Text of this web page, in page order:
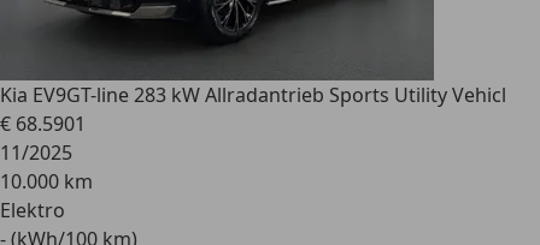
Kia EV9GT-line 283 kW Allradantrieb Sports Utility Vehicl
€ 68.5901
11/2025
10.000 km
Elektro
- (kWh/100 km)